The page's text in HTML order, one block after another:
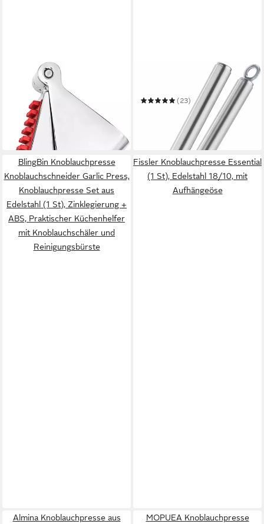
OXO GOOD GRIPS
Knoblauchpresse Presse mit
eingebautem Reiniger
17,61 € UVP
-30%
in 3-4 Werktagen bei dir
Knoblauchschneider
(23)
UVP54,95 €
in 3-4 Werktagen bei dir
BlingBin Knoblauchpresse
Knoblauchschneider Garlic Press,
Knoblauchpresse Set aus
Edelstahl (1 St), Zinklegierung +
ABS, Praktischer Küchenhelfer
mit Knoblauchschäler und
Reinigungsbürste
Fissler Knoblauchpresse Essential
(1 St), Edelstahl 18/10, mit
Aufhängeöse
Almina Knoblauchpresse aus
MOPUEA Knoblauchpresse